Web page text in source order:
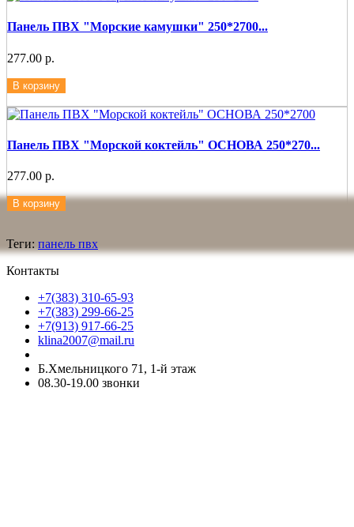
Панель ПВХ "Морские камушки" 250*2700...
277.00 р.
В корзину
Панель ПВХ "Морской коктейль" ОСНОВА 250*270...
277.00 р.
В корзину
Теги: панель пвх
Контакты
+7(383) 310-65-93
+7(383) 299-66-25
+7(913) 917-66-25
klina2007@mail.ru
Б.Хмельницкого 71, 1-й этаж
08.30-19.00 звонки